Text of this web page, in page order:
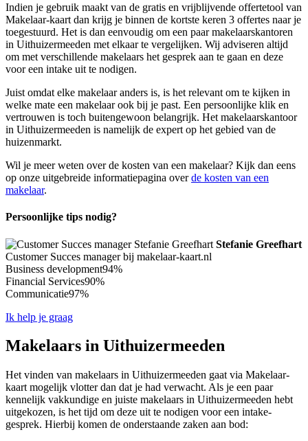
Indien je gebruik maakt van de gratis en vrijblijvende offertetool van
Makelaar-kaart dan krijg je binnen de kortste keren 3 offertes naar je
toegestuurd. Het is dan eenvoudig om een paar makelaarskantoren
in Uithuizermeeden met elkaar te vergelijken. Wij adviseren altijd
om met verschillende makelaars het gesprek aan te gaan en deze
voor een intake uit te nodigen.
Juist omdat elke makelaar anders is, is het relevant om te kijken in
welke mate een makelaar ook bij je past. Een persoonlijke klik en
vertrouwen is toch buitengewoon belangrijk. Het makelaarskantoor
in Uithuizermeeden is namelijk de expert op het gebied van de
huizenmarkt.
Wil je meer weten over de kosten van een makelaar? Kijk dan eens
op onze uitgebreide informatiepagina overde kosten van een
makelaar.
Persoonlijke tips nodig?
Stefanie Greefhart
Customer Succes manager bij makelaar-kaart.nl
Business development94%
Financial Services90%
Communicatie97%
Ik help je graag
Makelaars in Uithuizermeeden
Het vinden van makelaars in Uithuizermeeden gaat via Makelaar-
kaart mogelijk vlotter dan dat je had verwacht. Als je een paar
kennelijk vakkundige en juiste makelaars in Uithuizermeeden hebt
uitgekozen, is het tijd om deze uit te nodigen voor een intake-
gesprek. Hierbij komen de onderstaande zaken aan bod: